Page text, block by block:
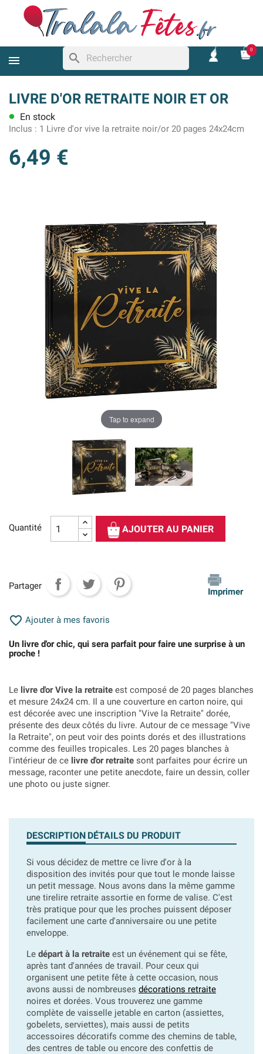
search
0
LIVRE D'OR RETRAITE NOIR ET OR
lens En stock
Inclus : 1 Livre d'or vive la retraite noir/or 20 pages 24x24cm
6,49 €
Tap to expand
Quantité AJOUTER AU PANIER
Partager
Imprimer
 Ajouter à mes favoris
Un livre d'or chic, qui sera parfait pour faire une surprise à un
proche !
Le livre d'or Vive la retraite est composé de 20 pages blanches
et mesure 24x24 cm. Il a une couverture en carton noire, qui
est décorée avec une inscription "Vive la Retraite" dorée,
présente des deux côtés du livre. Autour de ce message "Vive
la Retraite", on peut voir des points dorés et des illustrations
comme des feuilles tropicales. Les 20 pages blanches à
l'intérieur de ce livre d'or retraite sont parfaites pour écrire un
message, raconter une petite anecdote, faire un dessin, coller
une photo ou juste signer.
DESCRIPTION DÉTAILS DU PRODUIT
Si vous décidez de mettre ce livre d'or à la
disposition des invités pour que tout le monde laisse
un petit message. Nous avons dans la même gamme
une tirelire retraite assortie en forme de valise. C'est
très pratique pour que les proches puissent déposer
facilement une carte d'anniversaire ou une petite
enveloppe.
Le départ à la retraite est un événement qui se fête,
après tant d'années de travail. Pour ceux qui
organisent une petite fête à cette occasion, nous
avons aussi de nombreuses décorations retraite
noires et dorées. Vous trouverez une gamme
complète de vaisselle jetable en carton (assiettes,
gobelets, serviettes), mais aussi de petits
accessoires décoratifs comme des chemins de table,
des centres de table ou encore des confettis de